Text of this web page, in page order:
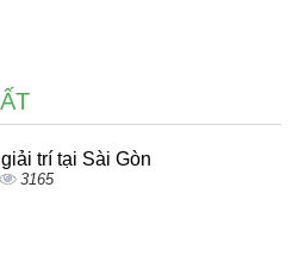
trí tại Sài Gòn
3165